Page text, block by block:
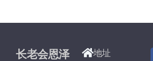
长老会恩泽
地址